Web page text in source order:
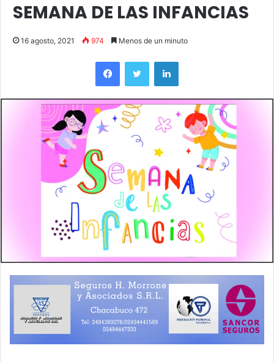
SEMANA DE LAS INFANCIAS
16 agosto, 2021 974 Menos de un minuto